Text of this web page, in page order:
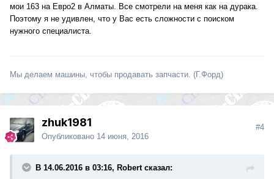
мои 163 на Евро2 в Алматы. Все смотрели на меня как на дурака.
Поэтому я не удивлен, что у Вас есть сложности с поиском
нужного специалиста.
Мы делаем машины, чтобы продавать запчасти. (Г.Форд)
zhuk1981
Опубликовано 14 июня, 2016
#4
В 14.06.2016 в 03:16, Robert сказал: